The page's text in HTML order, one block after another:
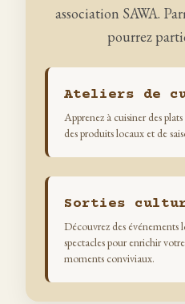
association SAWA.
pourrez
Ateliers de
Apprenez à cuisiner des
des produits locaux et de
Sorties
Découvrez des événements
spectacles pour enrichir
moments conviviaux.